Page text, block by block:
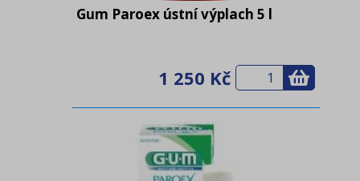
Gum Paroex ústní výplach 5 l
1 250 Kč